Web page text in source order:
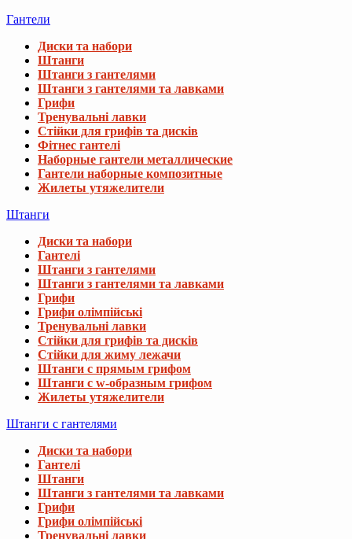
Гантели
Диски та набори
Штанги
Штанги з гантелями
Штанги з гантелями та лавками
Грифи
Тренувальні лавки
Стійки для грифів та дисків
Фітнес гантелі
Наборные гантели металлические
Гантели наборные композитные
Жилеты утяжелители
Штанги
Диски та набори
Гантелі
Штанги з гантелями
Штанги з гантелями та лавками
Грифи
Грифи олімпійські
Тренувальні лавки
Стійки для грифів та дисків
Стійки для жиму лежачи
Штанги с прямым грифом
Штанги с w-образным грифом
Жилеты утяжелители
Штанги с гантелями
Диски та набори
Гантелі
Штанги
Штанги з гантелями та лавками
Грифи
Грифи олімпійські
Тренувальні лавки